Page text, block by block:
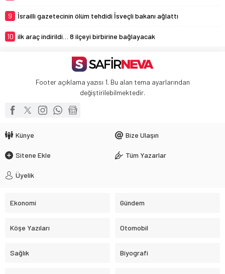
9 İsrailli gazetecinin ölüm tehdidi İsveçli bakanı ağlattı
10 ilk araç indirildi… 8 ilçeyi birbirine bağlayacak
Footer açıklama yazısı 1. Bu alan tema ayarlarından
değiştirilebilmektedir.
Künye Bize Ulaşın
Sitene Ekle Tüm Yazarlar
Üyelik
Ekonomi Gündem
Köşe Yazıları Otomobil
Sağlık Biyografi